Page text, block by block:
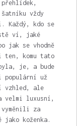
přehlídek,
vždy
Každý, kdo se
ví, jaké
jak se vhodně
ten, komu tato
je, a bude
populární už
vzhled, ale
velmi luxusní,
za
jako koženka.